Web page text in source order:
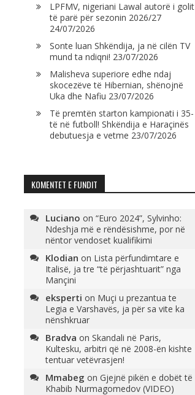
LPFMV, nigeriani Lawal autorë i golit
të parë për sezonin 2026/27
24/07/2026
Sonte luan Shkëndija, ja në cilën TV
mund ta ndiqni! 23/07/2026
Malisheva superiore edhe ndaj
skocezëve të Hibernian, shënojnë
Uka dhe Nafiu 23/07/2026
Të premtën starton kampionati i 35-
të në futboll! Shkëndija e Haraçinës
debutuesja e vetme 23/07/2026
KOMENTET E FUNDIT
Luciano on “Euro 2024”, Sylvinho:
Ndeshja më e rëndësishme, por në
nëntor vendoset kualifikimi
Klodian on Lista përfundimtare e
Italisë, ja tre “të përjashtuarit” nga
Mançini
eksperti on Muçi u prezantua te
Legia e Varshavës, ja për sa vite ka
nënshkruar
Bradva on Skandali në Paris,
Kultesku, arbitri që në 2008-ën kishte
tentuar vetëvrasjen!
Mmabeg on Gjejnë pikën e dobët të
Khabib Nurmagomedov (VIDEO)